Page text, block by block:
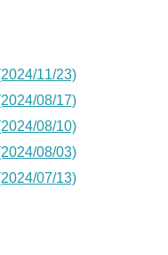
11/23)
08/17)
08/10)
08/03)
07/13)